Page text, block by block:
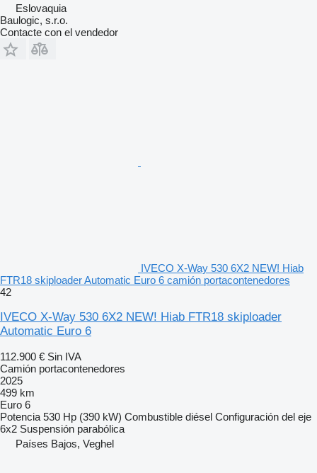
Eslovaquia
Baulogic, s.r.o.
Contacte con el vendedor
IVECO X-Way 530 6X2 NEW! Hiab
FTR18 skiploader Automatic Euro 6 camión portacontenedores
42
IVECO X-Way 530 6X2 NEW! Hiab FTR18 skiploader
Automatic Euro 6
112.900 € Sin IVA
Camión portacontenedores
2025
499 km
Euro 6
Potencia 530 Hp (390 kW) Combustible diésel Configuración del eje
6x2 Suspensión parabólica
Países Bajos, Veghel